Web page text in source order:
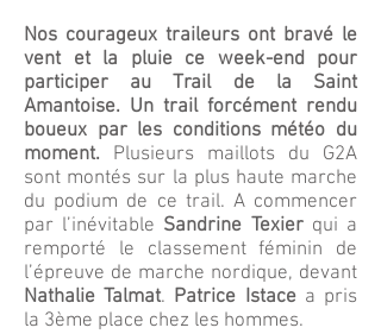
Nos courageux traileurs ont bravé le
vent et la pluie ce week-end pour
participer au Trail de la Saint
Amantoise. Un trail forcément rendu
boueux par les conditions météo du
moment. Plusieurs maillots du G2A
sont montés sur la plus haute marche
du podium de ce trail. A commencer
par l’inévitable Sandrine Texierqui a
remporté le classement féminin de
l’épreuve de marche nordique, devant
Nathalie Talmat. Patrice Istacea pris
la 3ème place chez les hommes.